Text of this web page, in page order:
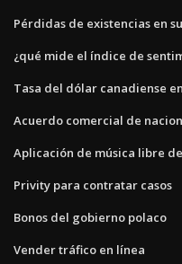
Pérdidas de existencias en
¿qué mide el índice de
Tasa del dólar canadiense
Acuerdo comercial de
Aplicación de música libre
Privity para contratar casos
Bonos del gobierno polaco
Vender tráfico en línea